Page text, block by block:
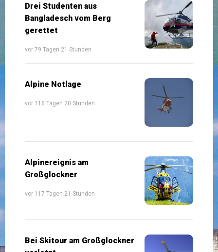
Drei Studenten aus
Bangladesch vom Berg
gerettet
vor 79 Tagen 21 Stunden
Alpine Notlage
vor 116 Tagen 20 Stunden
Alpinereignis am
Großglockner
vor 117 Tagen 21 Stunden
Bei Skitour am Großglockner